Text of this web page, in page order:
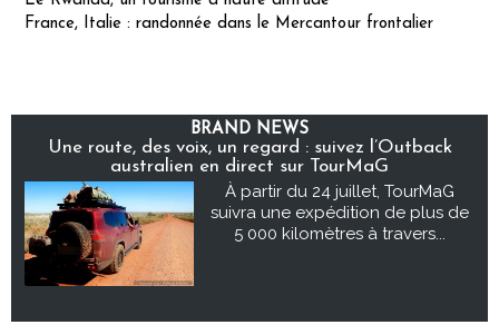
France, Italie : randonnée dans le Mercantour frontalier
BRAND NEWS
Une route, des voix, un regard : suivez l’Outback
australien en direct sur TourMaG
À partir du 24 juillet, TourMaG
suivra une expédition de plus de
5 000 kilomètres à travers...